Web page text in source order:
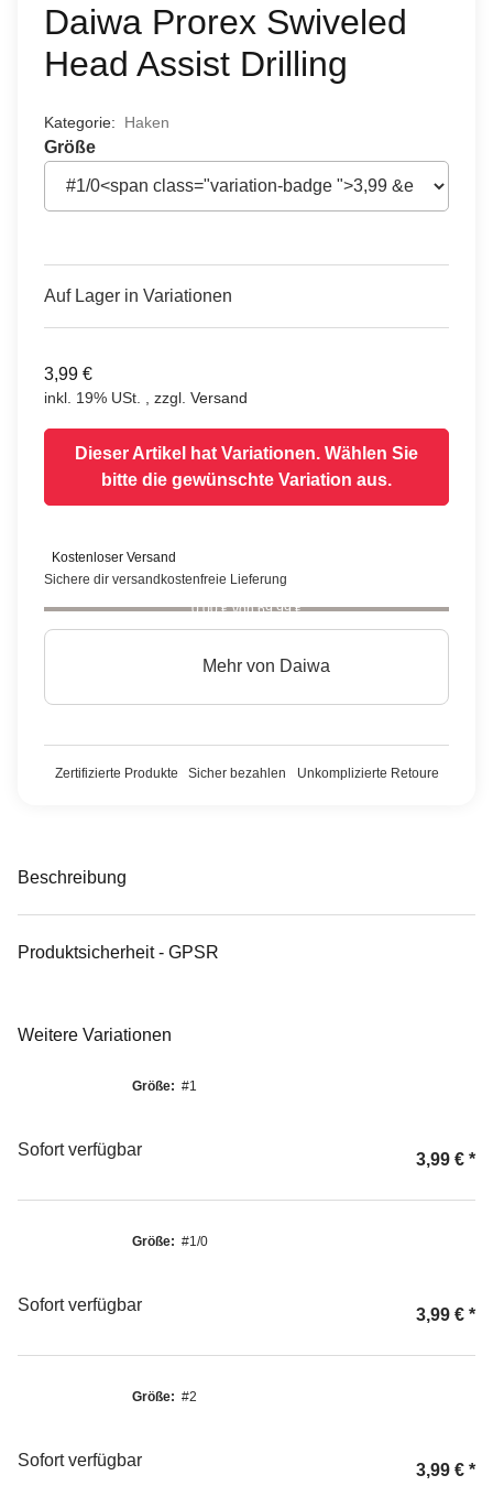
Daiwa Prorex Swiveled
Head Assist Drilling
Kategorie: Haken
Größe
Auf Lager in Variationen
3,99 €
inkl. 19% USt. , zzgl. Versand
Dieser Artikel hat Variationen. Wählen Sie
bitte die gewünschte Variation aus.
Kostenloser Versand
Sichere dir versandkostenfreie Lieferung
0,00 € von 69,99 €
Mehr von Daiwa
Zertifizierte Produkte Sicher bezahlen Unkomplizierte Retoure
Beschreibung
Produktsicherheit - GPSR
Weitere Variationen
Größe: #1
Sofort verfügbar
3,99 € *
Größe: #1/0
Sofort verfügbar
3,99 € *
Größe: #2
Sofort verfügbar
3,99 € *